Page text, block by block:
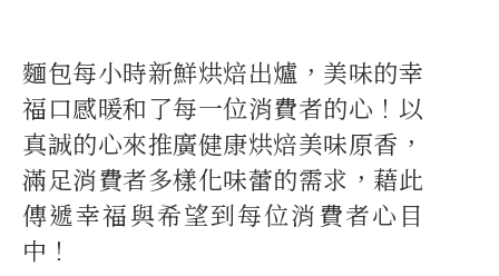
麵包每小時新鮮烘焙出爐，美味的幸
福口感暖和了每一位消費者的心！以
真誠的心來推廣健康烘焙美味原香，
滿足消費者多樣化味蕾的需求，藉此
傳遞幸福與希望到每位消費者心目
中！